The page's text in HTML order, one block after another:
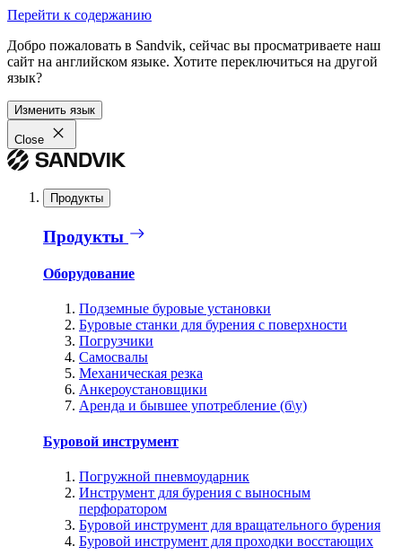
Перейти к содержанию
Добро пожаловать в Sandvik, сейчас вы просматриваете наш
сайт на английском языке. Хотите переключиться на другой
язык?
Изменить язык
Close
Продукты
Продукты
Оборудование
Подземные буровые установки
Буровые станки для бурения с поверхности
Погрузчики
Самосвалы
Механическая резка
Анкероустановщики
Аренда и бывшее употребление (б\у)
Буровой инструмент
Погружной пневмоударник
Инструмент для бурения с выносным
перфоратором
Буровой инструмент для вращательного бурения
Буровой инструмент для проходки восстающих